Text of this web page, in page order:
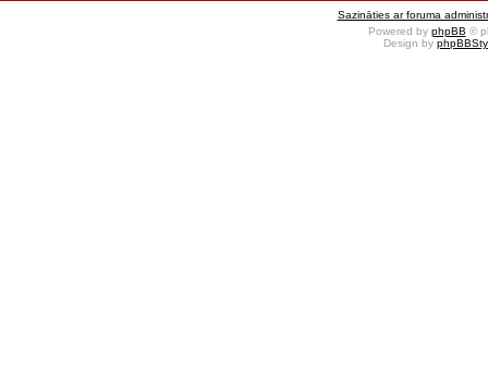
Sazināties ar foruma
Powered by phpBB ©
Design by